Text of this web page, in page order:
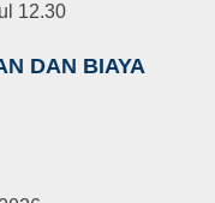
12.30
DAN BIAYA